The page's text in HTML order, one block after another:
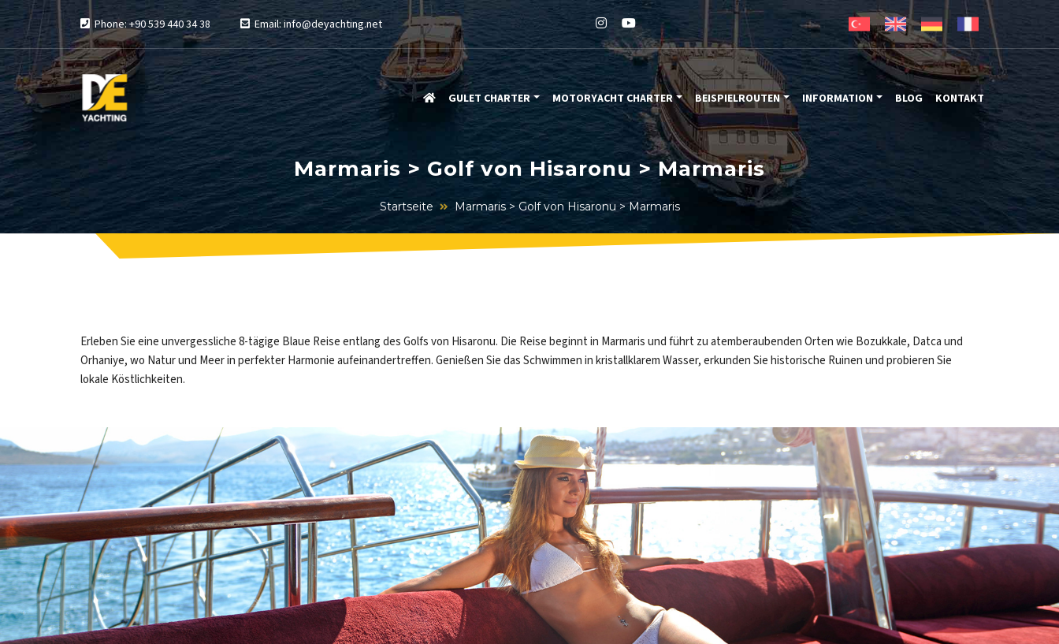
Phone: +90 539 440 34 38 Email: info@deyachting.net
GULET CHARTER MOTORYACHT CHARTER BEISPIELROUTEN INFORMATION BLOG KONTAKT
Marmaris > Golf von Hisaronu > Marmaris
Startseite Marmaris > Golf von Hisaronu > Marmaris
Erleben Sie eine unvergessliche 8-tägige Blaue Reise entlang des Golfs von Hisaronu. Die Reise beginnt in Marmaris und führt zu atemberaubenden Orten wie Bozukkale, Datca und
Orhaniye, wo Natur und Meer in perfekter Harmonie aufeinandertreffen. Genießen Sie das Schwimmen in kristallklarem Wasser, erkunden Sie historische Ruinen und probieren Sie
lokale Köstlichkeiten.